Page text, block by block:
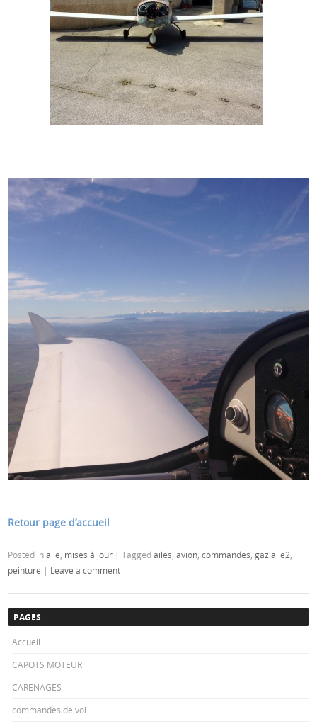
Retour page d’accueil
Posted inaile mises à jour |Taggedailes ,avion ,commandes ,gaz'aile2
peinture | Leave a comment
PAGES
Accueil
CAPOTS MOTEUR
CARENAGES
commandes de vol